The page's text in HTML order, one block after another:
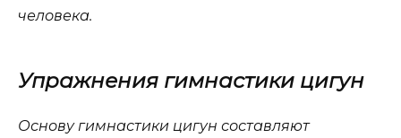
человека.
Упражнения гимнастики цигун
Основу гимнастики цигун составляют